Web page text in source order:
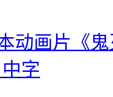
动画片《
字